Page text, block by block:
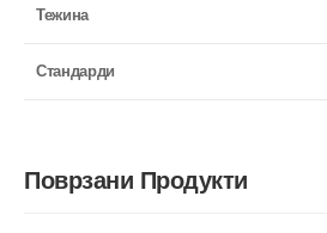
Тежина
Стандарди
Поврзани Продукти